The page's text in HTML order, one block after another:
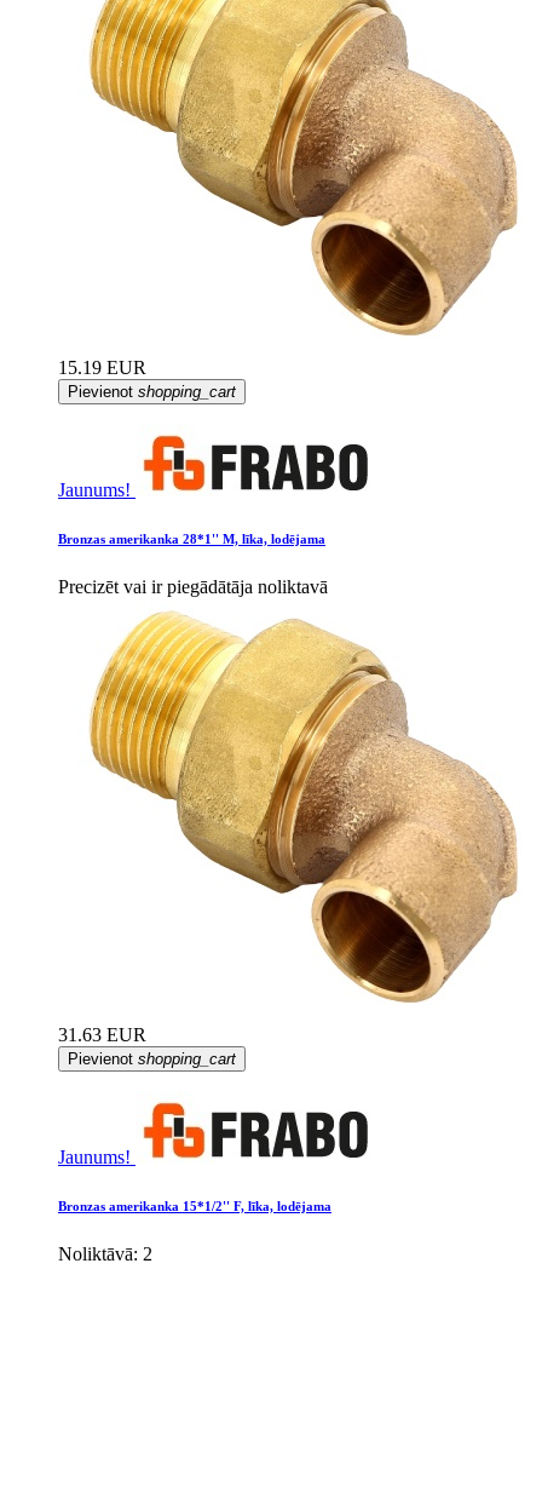
15.19 EUR
Pievienot shopping_cart
Jaunums!
Bronzas amerikanka 28*1'' M, līka, lodējama
Precizēt vai ir piegādātāja noliktavā
31.63 EUR
Pievienot shopping_cart
Jaunums!
Bronzas amerikanka 15*1/2'' F, līka, lodējama
Noliktāvā: 2